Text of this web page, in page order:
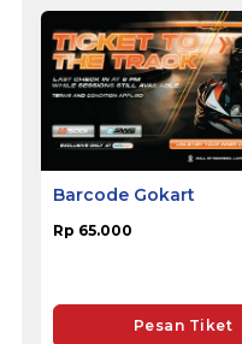
Barcode Gokart
Rp 65.000
Pesan Tiket